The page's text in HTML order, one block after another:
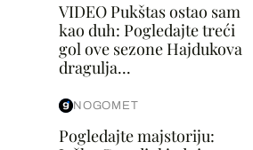
VIDEO Pukštas ostao sam
kao duh: Pogledajte treći
gol ove sezone Hajdukova
dragulja...
NOGOMET
Pogledajte majstoriju: